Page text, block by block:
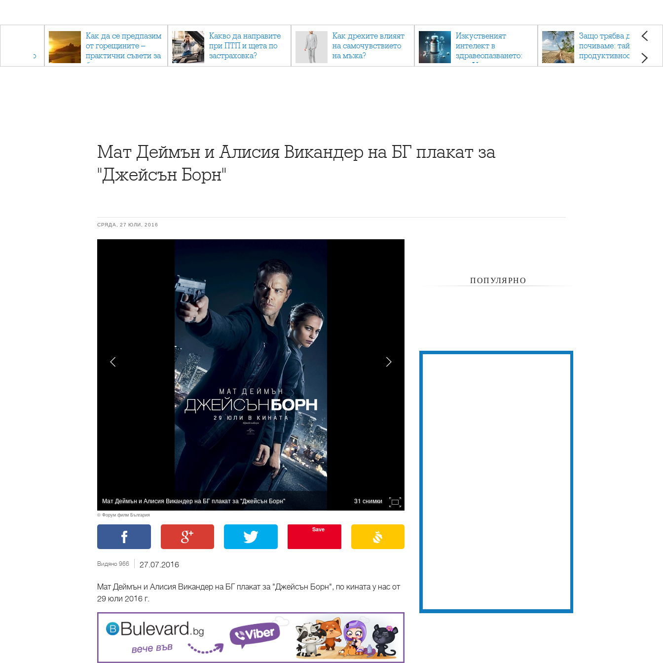
отново
Как да се предпазим
от горещините –
практични съвети за
безопасно лято
Какво да направите
при ПТП и щета по
застраховка?
Как дрехите влияят
на самочувствието
на мъжа?
Изкуственият
интелект в
здравеопазването:
как AI променя
Защо трябва да си
почиваме: тайната на
продуктивността,
здравето и добрия
Мат Деймън и Алисия Викандер на БГ плакат за
"Джейсън Борн"
СРЯДА, 27 ЮЛИ, 2016
Мат Деймън и Алисия Викандер на БГ плакат за "Джейсън Борн" 31 снимки
© Форум филм България
Save
Видяно 966 27.07.2016
Мат Деймън и Алисия Викандер на БГ плакат за "Джейсън Борн", по кината у нас от
29 юли 2016 г.
ПОПУЛЯРНО